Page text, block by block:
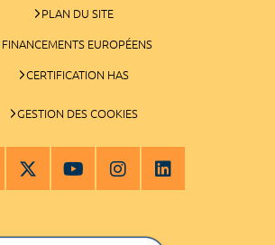
PLAN DU SITE
FINANCEMENTS EUROPÉENS
CERTIFICATION HAS
GESTION DES COOKIES